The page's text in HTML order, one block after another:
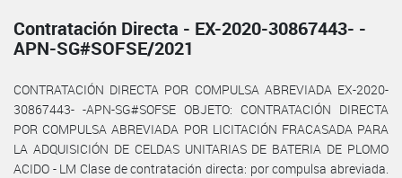
Contratación Directa - EX-2020-30867443- -
APN-SG#SOFSE/2021
CONTRATACIÓN DIRECTA POR COMPULSA ABREVIADA EX-2020-
30867443- -APN-SG#SOFSE OBJETO: CONTRATACIÓN DIRECTA
POR COMPULSA ABREVIADA POR LICITACIÓN FRACASADA PARA
LA ADQUISICIÓN DE CELDAS UNITARIAS DE BATERIA DE PLOMO
ACIDO - LM Clase de contratación directa: por compulsa abreviada.